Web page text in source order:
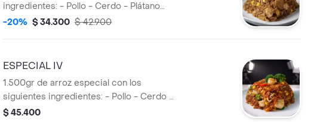
ingredientes: - Pollo - Cerdo - Plátano
maduro - Maíz - Chicharrón
-20% $ 34.300 $ 42.900
ESPECIAL IV
1.500gr de arroz especial con los
siguientes ingredientes: - Pollo - Cerdo -
Camarón - Maíz - Raíz china - Brócoli -
$ 45.400